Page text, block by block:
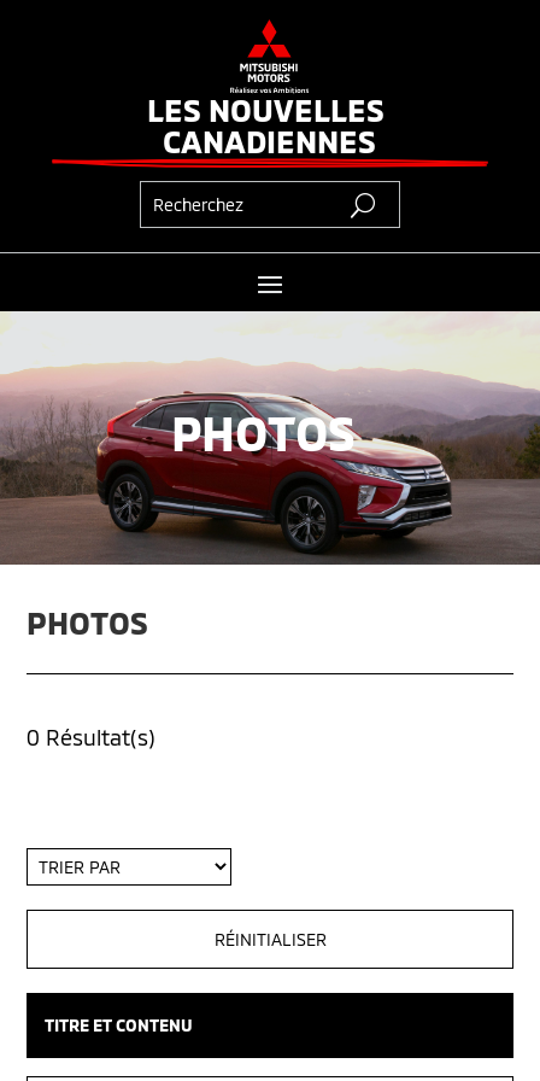
LES NOUVELLES
CANADIENNES
PHOTOS
PHOTOS
0 Résultat(s)
Trier
TITRE ET CONTENU